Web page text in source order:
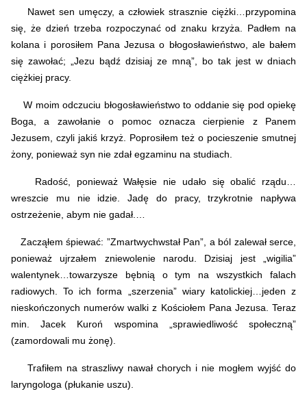
Nawet sen umęczy, a człowiek strasznie ciężki…przypomina
się, że dzień trzeba rozpoczynać od znaku krzyża. Padłem na
kolana i porosiłem Pana Jezusa o błogosławieństwo, ale bałem
się zawołać; „Jezu bądź dzisiaj ze mną”, bo tak jest w dniach
ciężkiej pracy.
W moim odczuciu błogosławieństwo to oddanie się pod opiekę
Boga, a zawołanie o pomoc oznacza cierpienie z Panem
Jezusem, czyli jakiś krzyż. Poprosiłem też o pocieszenie smutnej
żony, ponieważ syn nie zdał egzaminu na studiach.
Radość, ponieważ Wałęsie nie udało się obalić rządu…
wreszcie mu nie idzie. Jadę do pracy, trzykrotnie napływa
ostrzeżenie, abym nie gadał.
Zacząłem śpiewać: ”Zmartwychwstał Pan”, a ból zalewał serce,
ponieważ ujrzałem zniewolenie narodu. Dzisiaj jest „wigilia”
walentynek…towarzysze bębnią o tym na wszystkich falach
radiowych. To ich forma „szerzenia” wiary katolickiej…jeden z
nieskończonych numerów walki z Kościołem Pana Jezusa. Teraz
min. Jacek Kuroń wspomina „sprawiedliwość społeczną”
(zamordowali mu żonę).
Trafiłem na straszliwy nawał chorych i nie mogłem wyjść do
laryngologa (płukanie uszu).